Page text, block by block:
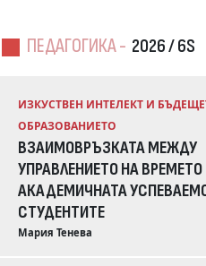
ПЕДАГОГИКА - 2026 / 6S
ИЗКУСТВЕН ИНТЕЛЕКТ И
ОБРАЗОВАНИЕТО
ВЗАИМОВРЪЗКАТА МЕЖДУ
УПРАВЛЕНИЕТО НА ВРЕМЕТО
АКАДЕМИЧНАТА
СТУДЕНТИТЕ
Мария Тенева